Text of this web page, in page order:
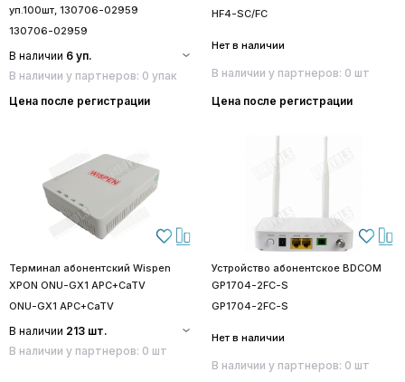
уп.100шт, 130706-02959
130706-02959
В наличии 6 уп.
В наличии у партнеров: 0 упак
Цена после регистрации
HF4-SC/FC
Нет в наличии
В наличии у партнеров: 0 шт
Цена после регистрации
Терминал абонентский Wispen
XPON ONU-GX1 APC+CaTV
ONU-GX1 APC+CaTV
В наличии 213 шт.
В наличии у партнеров: 0 шт
Устройство абонентское BDCOM
GP1704-2FC-S
GP1704-2FC-S
Нет в наличии
В наличии у партнеров: 0 шт